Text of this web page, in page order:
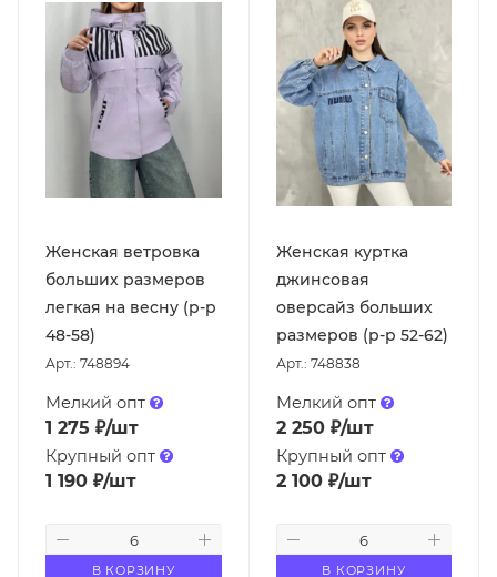
Женская ветровка
больших размеров
легкая на весну (р-р
48-58)
Арт.: 748894
Мелкий опт
1 275 ₽/шт
Крупный опт
1 190 ₽/шт
В КОРЗИНУ
Женская куртка
джинсовая
оверсайз больших
размеров (р-р 52-62)
Арт.: 748838
Мелкий опт
2 250₽/шт
Крупный опт
2 100₽/шт
В КОРЗИНУ